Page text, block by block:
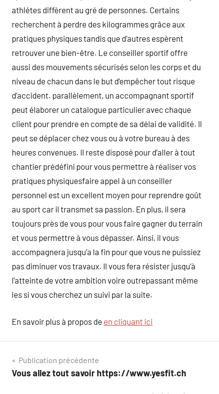
athlétes diffèrent au gré de personnes. Certains
recherchent à perdre des kilogrammes grâce aux
pratiques physiques tandis que d’autres espèrent
retrouver une bien-être. Le conseiller sportif offre
aussi des mouvements sécurisés selon les corps et du
niveau de chacun dans le but d’empêcher tout risque
d’accident. parallèlement, un accompagnant sportif
peut élaborer un catalogue particulier avec chaque
client pour prendre en compte de sa délai de validité. Il
peut se déplacer chez vous ou à votre bureau à des
heures convenues. Il reste disposé pour d’aller à tout
chantier prédéfini pour vous permettre à réaliser vos
pratiques physiquesfaire appel à un conseiller
personnel est un excellent moyen pour reprendre goût
au sport car il transmet sa passion. En plus, il sera
toujours près de vous pour vous faire gagner du terrain
et vous permettre à vous dépasser. Ainsi, il vous
accompagnera jusqu’a la fin pour que vous ne puissiez
pas diminuer vos travaux. Il vous fera résister jusqu’à
l’atteinte de votre ambition voire outrepassant même
les si vous cherchez un suivi par la suite.
En savoir plus à propos de en cliquant ici
Navigation
de
Publication précédente
Vous allez tout savoir https://www.yesfit.ch